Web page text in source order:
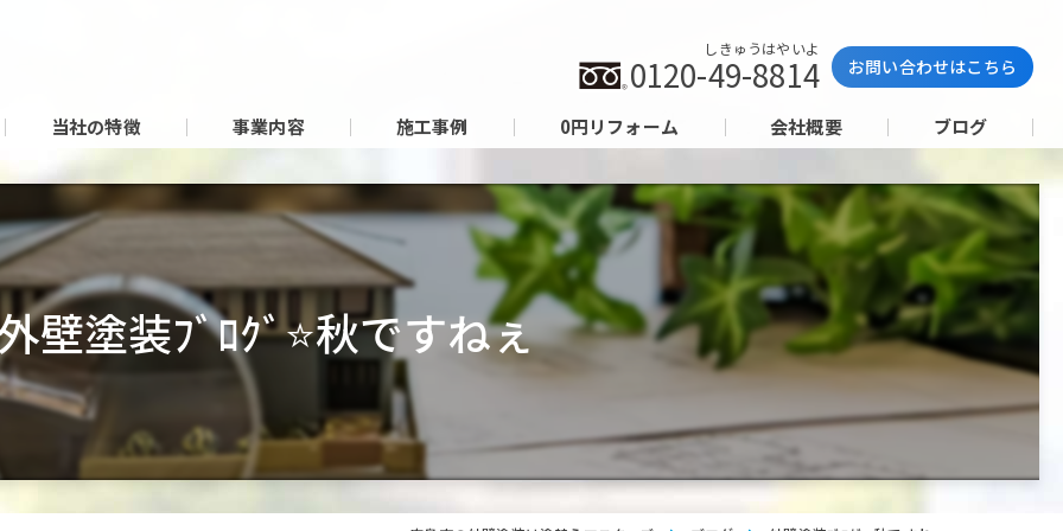
しきゅうはやいよ
0120-49-8814 お問い合わせはこちら
当社の特徴 事業内容 施工事例 0円リフォーム 会社概要 ブログ
壁塗装ﾌﾞﾛｸﾞ⭐秋ですねぇ